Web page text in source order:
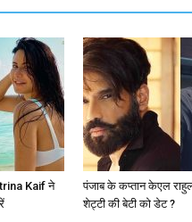
Kaif ने
पंजाब के कप्तान केएल
शेट्टी की बेटी को डेट ?